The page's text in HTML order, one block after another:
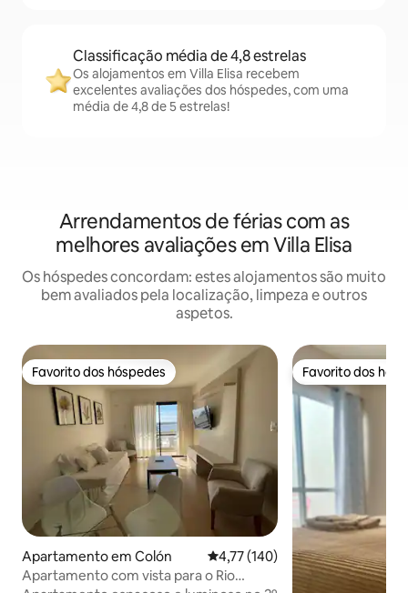
Classificação média de 4,8 estrelas
Os alojamentos em Villa Elisa recebem
excelentes avaliações dos hóspedes, com uma
média de 4,8 de 5 estrelas!
Arrendamentos de férias com as
melhores avaliações em Villa Elisa
Os hóspedes concordam: estes alojamentos são muito
bem avaliados pela localização, limpeza e outros
aspetos.
Favorito dos hóspedes
Favorito dos hóspedes
Apartamento em Colón Classificação média de 4,77 em
4,77 (140)
Apartamento com vista para o Rio
Favorito dos
Favorito dos